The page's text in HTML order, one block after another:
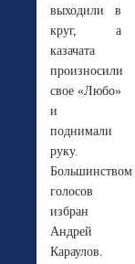
выходили в
круг, а
казачата
произносили
свое «Любо»
и
поднимали
руку.
Большинством
голосов
избран
Андрей
Караулов.